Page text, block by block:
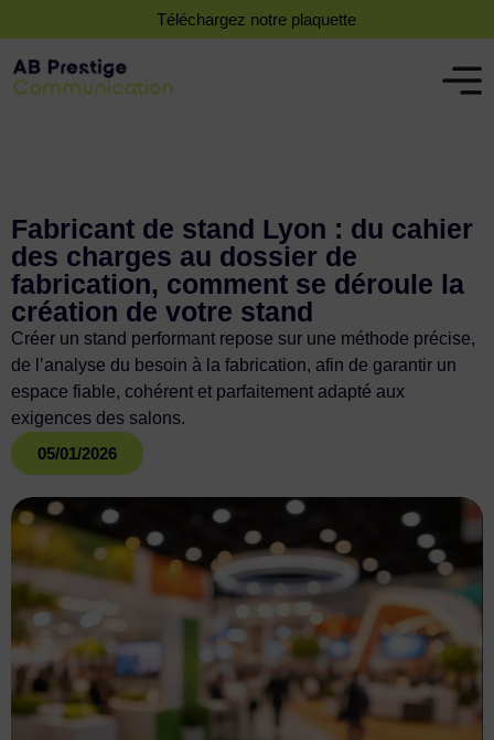
Téléchargez notre plaquette
Fabricant de stand Lyon : du cahier
des charges au dossier de
fabrication, comment se déroule la
création de votre stand
Créer un stand performant repose sur une méthode précise,
de l’analyse du besoin à la fabrication, afin de garantir un
espace fiable, cohérent et parfaitement adapté aux
exigences des salons.
05/01/2026